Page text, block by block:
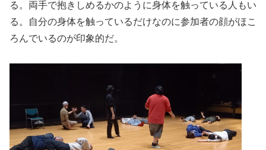
る。両手で抱きしめるかのように身体を触っている人もい
る。自分の身体を触っているだけなのに参加者の顔がほこ
ろんでいるのが印象的だ。